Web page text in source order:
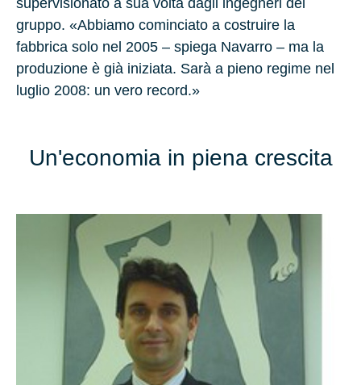
supervisionato a sua volta dagli ingegneri del
gruppo. «Abbiamo cominciato a costruire la
fabbrica solo nel 2005 – spiega Navarro – ma la
produzione è già iniziata. Sarà a pieno regime nel
luglio 2008: un vero record.»
Un'economia in piena crescita